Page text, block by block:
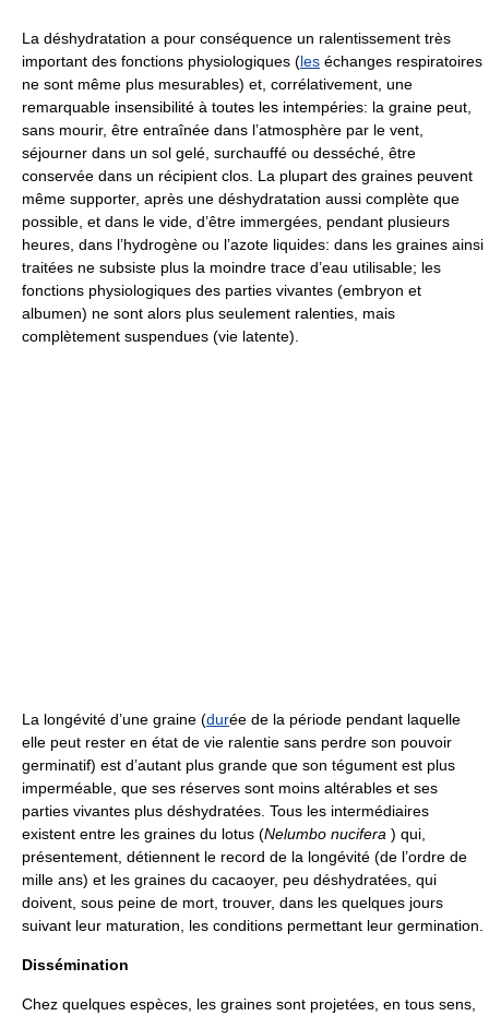
La déshydratation a pour conséquence un ralentissement très
important des fonctions physiologiques (les échanges respiratoires
ne sont même plus mesurables) et, corrélativement, une
remarquable insensibilité à toutes les intempéries: la graine peut,
sans mourir, être entraînée dans l’atmosphère par le vent,
séjourner dans un sol gelé, surchauffé ou desséché, être
conservée dans un récipient clos. La plupart des graines peuvent
même supporter, après une déshydratation aussi complète que
possible, et dans le vide, d’être immergées, pendant plusieurs
heures, dans l’hydrogène ou l’azote liquides: dans les graines ainsi
traitées ne subsiste plus la moindre trace d’eau utilisable; les
fonctions physiologiques des parties vivantes (embryon et
albumen) ne sont alors plus seulement ralenties, mais
complètement suspendues (vie latente).
La longévité d’une graine (durée de la période pendant laquelle
elle peut rester en état de vie ralentie sans perdre son pouvoir
germinatif) est d’autant plus grande que son tégument est plus
imperméable, que ses réserves sont moins altérables et ses
parties vivantes plus déshydratées. Tous les intermédiaires
existent entre les graines du lotus (Nelumbo nucifera ) qui,
présentement, détiennent le record de la longévité (de l’ordre de
mille ans) et les graines du cacaoyer, peu déshydratées, qui
doivent, sous peine de mort, trouver, dans les quelques jours
suivant leur maturation, les conditions permettant leur germination.
Dissémination
Chez quelques espèces, les graines sont projetées, en tous sens,